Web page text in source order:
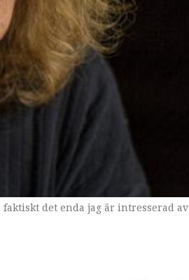
det enda jag är intresserad av